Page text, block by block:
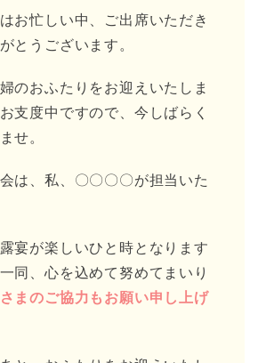
お忙しい中、ご出席いただき
とうございます。
のおふたりをお迎えいたしま
支度中ですので、今しばらく
せ。
は、私、〇〇〇〇が担当いた
宴が楽しいひと時となります
同、心を込めて努めてまいり
まのご協力もお願い申し上げ